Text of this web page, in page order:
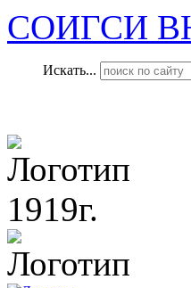
СОИГСИ
Искать...
1919г.